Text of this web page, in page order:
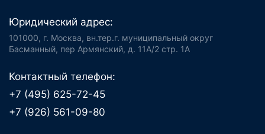
Юридический адрес:
101000, г. Москва, вн.тер.г. муниципальный округ
Басманный, пер Армянский, д. 11А/2 стр. 1А
Контактный телефон:
+7 (495) 625-72-45
+7 (926) 561-09-80